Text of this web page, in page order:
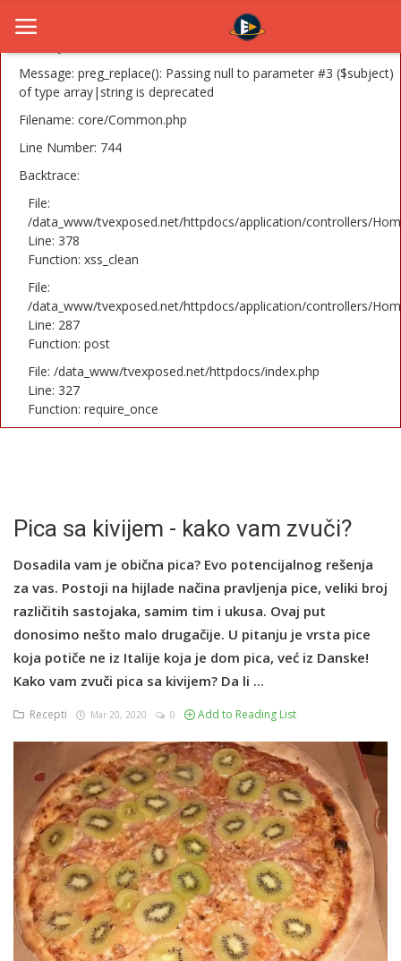
A PHP Error was encountered
Message: preg_replace(): Passing null to parameter #3 ($subject)
of type array|string is deprecated
Filename: core/Common.php
Line Number: 744
Backtrace:
File:
/data_www/tvexposed.net/httpdocs/application/controllers/
Line: 378
Function: xss_clean
File:
/data_www/tvexposed.net/httpdocs/application/controllers/
Line: 287
Function: post
File: /data_www/tvexposed.net/httpdocs/index.php
Line: 327
Function: require_once
Home
TV Serije
Filmovi
Glumci
Contact
Register
Pica sa kivijem - kako vam zvuči?
Dosadila vam je obična pica? Evo potencijalnog rešenja
za vas. Postoji na hijlade načina pravljenja pice, veliki broj
različitih sastojaka, samim tim i ukusa. Ovaj put
donosimo nešto malo drugačije. U pitanju je vrsta pice
koja potiče ne iz Italije koja je dom pica, već iz Danske!
Kako vam zvuči pica sa kivijem? Da li ...
Recepti Mar 20, 2020 0 Add to Reading List